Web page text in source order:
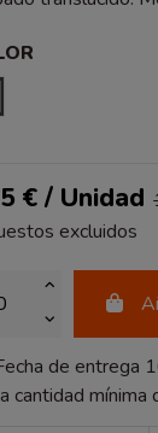
€ / Unidad
excluidos
de entrega
cantidad